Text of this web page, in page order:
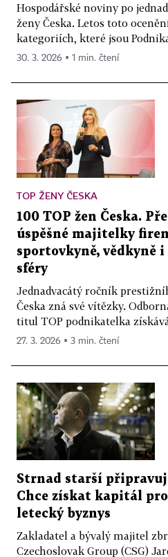
Hospodářské noviny po
ženy Česka. Letos toto
kategoriích, které jsou
30. 3. 2026 ▪ 1 min. čtení
TOP ŽENY ČESKA
100 TOP žen Česka.
úspěšné majitelky
sportovkyně, vědkyně i
sféry
Jednadvacátý ročník
Česka zná své vítězky.
titul TOP podnikatelka
27. 3. 2026 ▪ 3 min. čtení
Strnad starší
Chce získat kapitál
letecký byznys
Zakladatel a bývalý majitel
Czechoslovak Group (CSG)